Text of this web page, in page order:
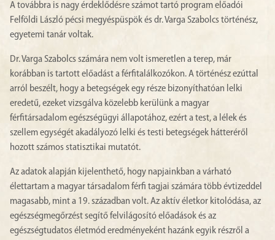
A továbbra is nagy érdeklődésre számot tartó program előadói
Felföldi László pécsi megyéspüspök és dr. Varga Szabolcs történész,
egyetemi tanár voltak.
Dr. Varga Szabolcs számára nem volt ismeretlen a terep, már
korábban is tartott előadást a férfitalálkozókon. A történész ezúttal
arról beszélt, hogy a betegségek egy része bizonyíthatóan lelki
eredetű, ezeket vizsgálva közelebb kerülünk a magyar
férfitársadalom egészségügyi állapotához, ezért a test, a lélek és
szellem egységét akadályozó lelki és testi betegségek hátteréről
hozott számos statisztikai mutatót.
Az adatok alapján kijelenthető, hogy napjainkban a várható
élettartam a magyar társadalom férfi tagjai számára több évtizeddel
magasabb, mint a 19. században volt. Az aktív életkor kitolódása, az
egészségmegőrzést segítő felvilágosító előadások és az
egészségtudatos életmód eredményeként hazánk egyik részről a